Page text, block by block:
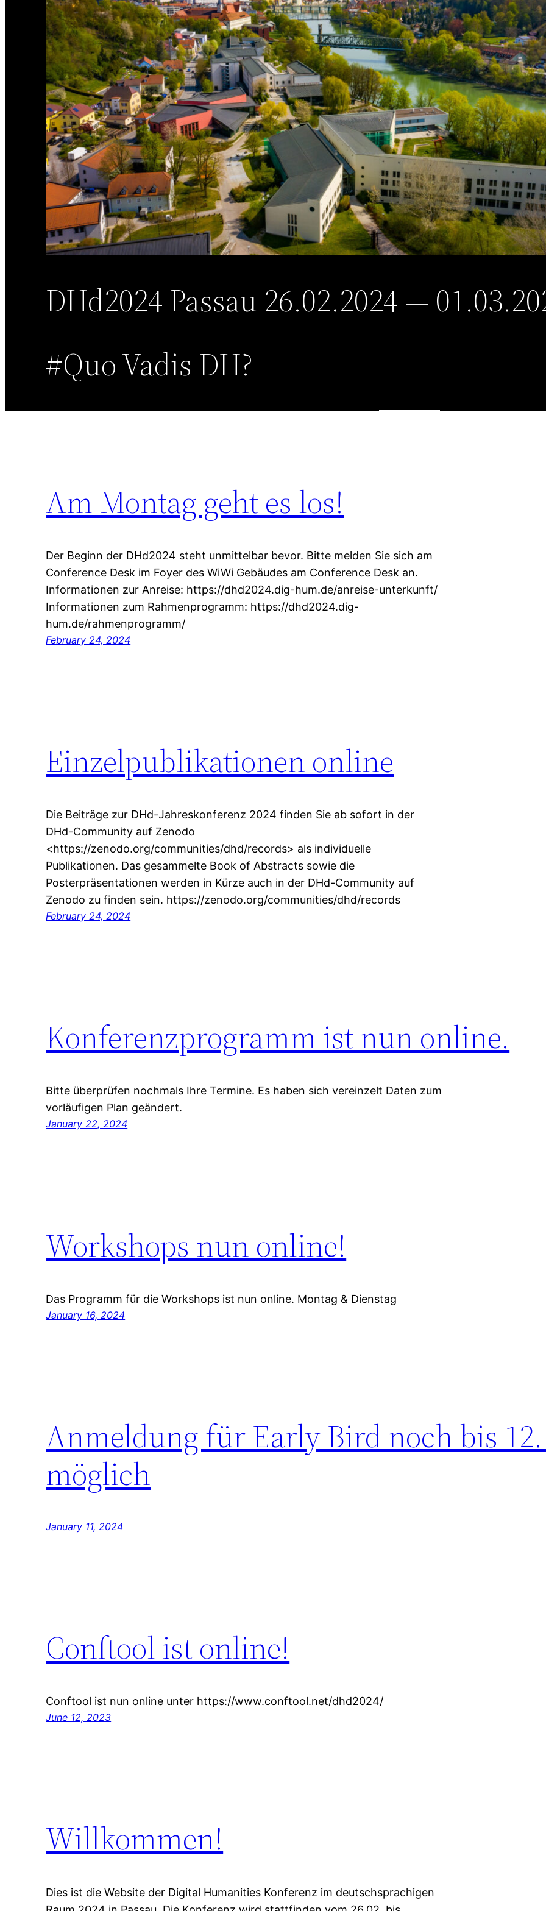
DHd2024 Passau 26.02.2024 —
#Quo Vadis DH?
Am Montag geht es los!
Der Beginn der DHd2024 steht unmittelbar bevor. Bitte melden Sie sich am
Conference Desk im Foyer des WiWi Gebäudes am Conference Desk an.
Informationen zur Anreise: https://dhd2024.dig-hum.de/anreise-unterkunft/
Informationen zum Rahmenprogramm: https://dhd2024.dig-
hum.de/rahmenprogramm/
February 24, 2024
Einzelpublikationen online
Die Beiträge zur DHd-Jahreskonferenz 2024 finden Sie ab sofort in der
DHd-Community auf Zenodo
<https://zenodo.org/communities/dhd/records> als individuelle
Publikationen. Das gesammelte Book of Abstracts sowie die
Posterpräsentationen werden in Kürze auch in der DHd-Community auf
Zenodo zu finden sein. https://zenodo.org/communities/dhd/records
February 24, 2024
Konferenzprogramm ist nun online.
Bitte überprüfen nochmals Ihre Termine. Es haben sich vereinzelt Daten zum
vorläufigen Plan geändert.
January 22, 2024
Workshops nun online!
Das Programm für die Workshops ist nun online. Montag & Dienstag
January 16, 2024
Anmeldung für Early Bird noch bis
möglich
January 11, 2024
Conftool ist online!
Conftool ist nun online unter https://www.conftool.net/dhd2024/
June 12, 2023
Willkommen!
Dies ist die Website der Digital Humanities Konferenz im deutschsprachigen